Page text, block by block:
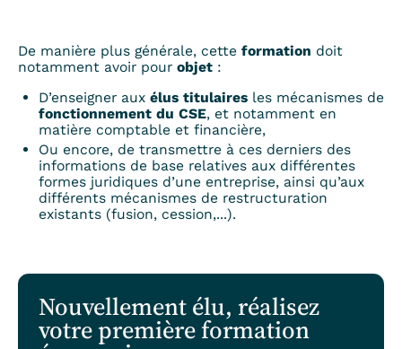
De manière plus générale, cette formation doit
notamment avoir pour objet :
D’enseigner auxélus titulaires les mécanismes de
fonctionnement du CSE, et notamment en
matière comptable et financière,
Ou encore, de transmettre à ces derniers des
informations de base relatives aux différentes
formes juridiques d’une entreprise, ainsi qu’aux
différents mécanismes de restructuration
existants (fusion, cession,...).
Nouvellement élu, réalisez
votre première formation